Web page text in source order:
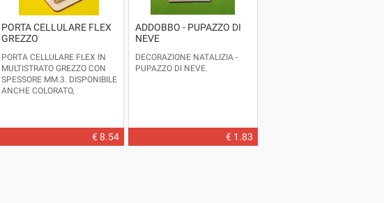
PORTA CELLULARE FLEX
GREZZO
PORTA CELLULARE FLEX IN
MULTISTRATO GREZZO CON
SPESSORE MM.3. DISPONIBILE
ANCHE COLORATO,
INTENSITÀ. POSSIBILITÀ DI
PERSONALIZZAZIONE CON
€ 8.54
ADDOBBO - PUPAZZO DI
NEVE
DECORAZIONE NATALIZIA -
PUPAZZO DI NEVE.
€ 1.83